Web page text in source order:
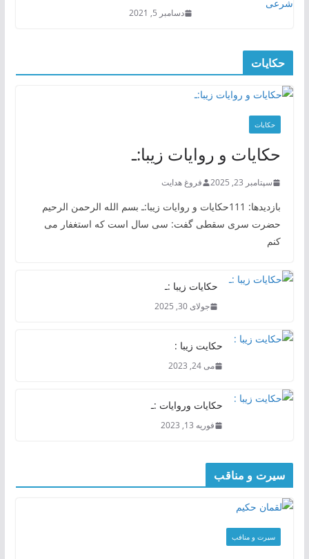
دسامبر 5, 2021
حکایات
حکایات
حکایات و روایات زیبا:ـ
سپتامبر 23, 2025 فروغ هدایت
بازدیدها: 111حکایات و روایات زیبا:ـ بسم الله الرحمن الرحیم
حضرت سری سقطی گفت: سی سال است که استغفار می
کنم
حکایات زیبا :ـ
جولای 30, 2025
حکایت زیبا :
می 24, 2023
حکایات وروایات :ـ
فوریه 13, 2023
سیرت و مناقب
سیرت و منافب